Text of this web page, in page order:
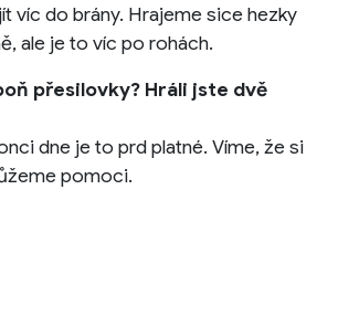
víc do brány. Hrajeme sice hezky
ale je to víc po rohách.
přesilovky? Hráli jste dvě
dne je to prd platné. Víme, že si
pomoci.